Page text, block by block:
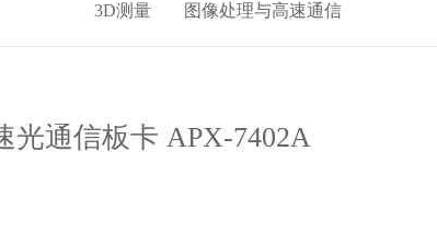
3D测量 图像处理与高速通信
光通信板卡 APX-7402A